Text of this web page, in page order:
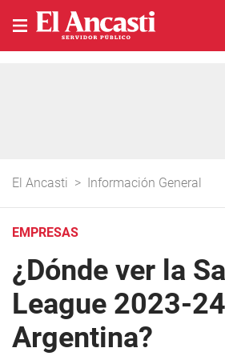
El Ancasti > Información General
EMPRESAS
¿Dónde ver la
League 2023-
Argentina?